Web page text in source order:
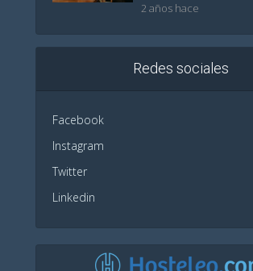
2 años hace
Redes sociales
Facebook
Instagram
Twitter
Linkedin